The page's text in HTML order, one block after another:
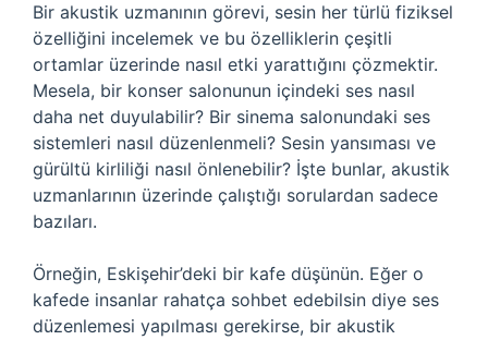
Bir akustik uzmanının görevi, sesin her türlü fiziksel
özelliğini incelemek ve bu özelliklerin çeşitli
ortamlar üzerinde nasıl etki yarattığını çözmektir.
Mesela, bir konser salonunun içindeki ses nasıl
daha net duyulabilir? Bir sinema salonundaki ses
sistemleri nasıl düzenlenmeli? Sesin yansıması ve
gürültü kirliliği nasıl önlenebilir? İşte bunlar, akustik
uzmanlarının üzerinde çalıştığı sorulardan sadece
bazıları.
Örneğin, Eskişehir’deki bir kafe düşünün. Eğer o
kafede insanlar rahatça sohbet edebilsin diye ses
düzenlemesi yapılması gerekirse, bir akustik